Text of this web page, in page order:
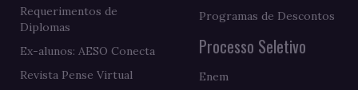
Requerimentos de
Diplomas
Ex-alunos: AESO Conecta
Revista Pense Virtual
Programas de Descontos
Processo Seletivo
Enem